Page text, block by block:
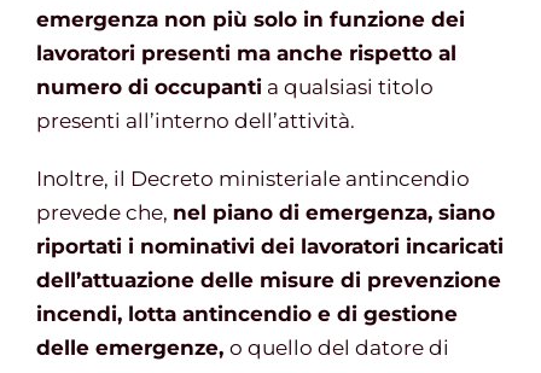
emergenza non più solo in funzione dei
lavoratori presenti ma anche rispetto al
numero di occupanti a qualsiasi titolo
presenti all’interno dell’attività.
Inoltre, il Decreto ministeriale antincendio
prevede che, nel piano di emergenza, siano
riportati i nominativi dei lavoratori incaricati
dell’attuazione delle misure di prevenzione
incendi, lotta antincendio e di gestione
delle emergenze, o quello del datore di